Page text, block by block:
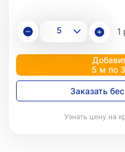
1
5 м по
Заказать
Узнать цену на